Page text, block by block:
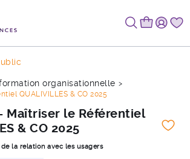
organisationnelle
QUALIVILLES & CO 2025
Maîtriser le Référentiel
& CO 2025
la relation avec les usagers